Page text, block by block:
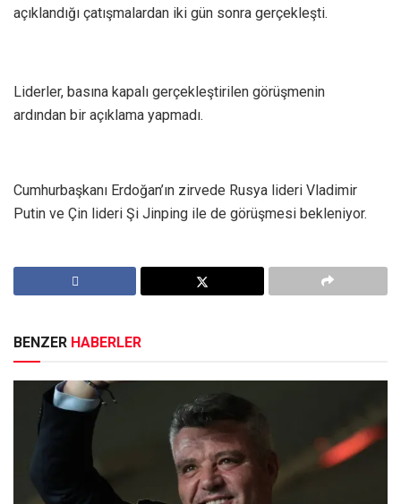
açıklandığı çatışmalardan iki gün sonra gerçekleşti.
Liderler, basına kapalı gerçekleştirilen görüşmenin
ardından bir açıklama yapmadı.
Cumhurbaşkanı Erdoğan’ın zirvede Rusya lideri Vladimir
Putin ve Çin lideri Şi Jinping ile de görüşmesi bekleniyor.
BENZER HABERLER